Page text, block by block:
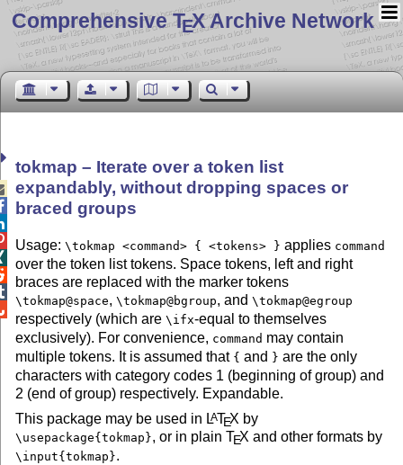
Comprehensive TEX Archive Network
tokmap – Iterate over a token list
expandably, without dropping spaces or
braced groups
Usage:\tokmap <command> { <tokens> } applies command
over the token list tokens. Space tokens, left and right
braces are replaced with the marker tokens
\tokmap@space,\tokmap@bgroup, and\tokmap@egroup
respectively (which are\ifx-equal to themselves
exclusively). For convenience, command may contain
multiple tokens. It is assumed that { and } are the only
characters with category codes 1 (beginning of group) and
2 (end of group) respectively. Expandable.
This package may be used in LATEX by
\usepackage{tokmap}, or in plainTEX and other formats by
\input{tokmap}.